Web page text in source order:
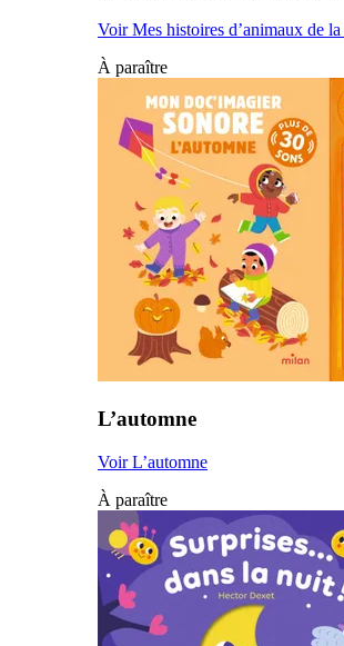
Voir Mes histoires d’animaux de
À paraître
L’automne
Voir L’automne
À paraître